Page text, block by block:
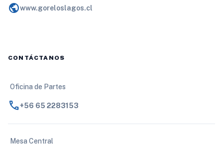
publicwww.goreloslagos.cl
CONTÁCTANOS
Oficina de Partes
call+56 65 2283153
Mesa Central